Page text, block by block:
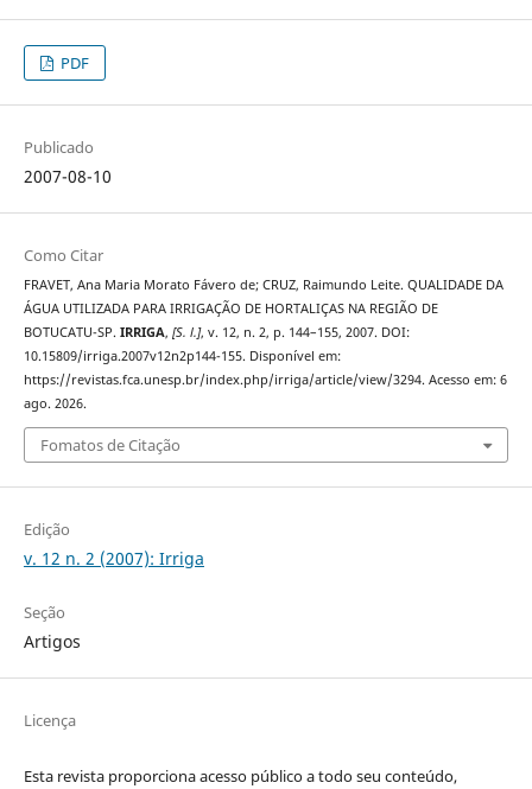
PDF
Publicado
2007-08-10
Como Citar
FRAVET, Ana Maria Morato Fávero de; CRUZ, Raimundo Leite. QUALIDADE DA
ÁGUA UTILIZADA PARA IRRIGAÇÃO DE HORTALIÇAS NA REGIÃO DE
BOTUCATU-SP. IRRIGA, [S. l.], v. 12, n. 2, p. 144–155, 2007. DOI:
10.15809/irriga.2007v12n2p144-155. Disponível em:
https://revistas.fca.unesp.br/index.php/irriga/article/view/3294. Acesso em: 6
ago. 2026.
Fomatos de Citação
Edição
v. 12 n. 2 (2007): Irriga
Seção
Artigos
Licença
Esta revista proporciona acesso público a todo seu conteúdo,